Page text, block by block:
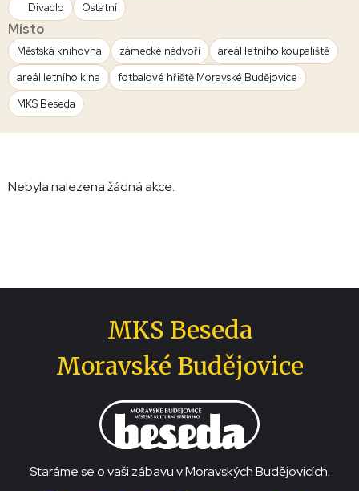
Divadlo
Ostatní
Místo
Městská knihovna zámecké nádvoří
areál letního koupaliště
areál letního kina
fotbalové hřiště Moravské Budějovice
MKS Beseda
Nebyla nalezena žádná akce.
MKS Beseda
Moravské Budějovice
Staráme se o vaši zábavu v Moravských Budějovicích.